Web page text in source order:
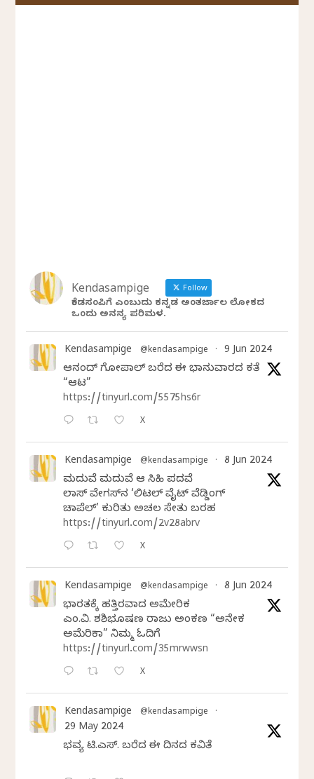
Kendasampige Follow
ಕೆಂಡಸಂಪಿಗೆ ಎಂಬುದು ಕನ್ನಡ ಅಂತರ್ಜಾಲ ಲೋಕದ
ಒಂದು ಅನನ್ಯ ಪರಿಮಳ.
Kendasampige @kendasampige · 9 Jun 2024
ಆನಂದ್‌ ಗೋಪಾಲ್‌ ಬರೆದ ಈ ಭಾನುವಾರದ ಕತೆ
“ಆಟ”
https://tinyurl.com/5575hs6r
X
Kendasampige @kendasampige · 8 Jun 2024
ಮದುವೆ ಮದುವೆ ಆ ಸಿಹಿ ಪದವೆ
ಲಾಸ್‌ ವೇಗಸ್‌ನ ‘ಲಿಟಲ್ ವೈಟ್ ವೆಡ್ಡಿಂಗ್
ಚಾಪೆಲ್’ ಕುರಿತು ಅಚಲ ಸೇತು ಬರಹ
https://tinyurl.com/2v28abrv
X
Kendasampige @kendasampige · 8 Jun 2024
ಭಾರತಕ್ಕೆ ಹತ್ತಿರವಾದ ಅಮೇರಿಕ
ಎಂ.ವಿ. ಶಶಿಭೂಷಣ ರಾಜು ಅಂಕಣ “ಅನೇಕ
ಅಮೆರಿಕಾ” ನಿಮ್ಮ ಓದಿಗೆ
https://tinyurl.com/35mrwwsn
X
Kendasampige @kendasampige ·
29 May 2024
ಭವ್ಯ ಟಿ.ಎಸ್. ಬರೆದ ಈ ದಿನದ ಕವಿತೆ